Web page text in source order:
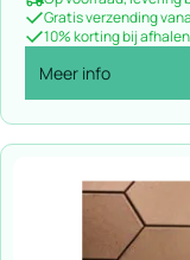
Gratis verzending
10% korting bij afhalen
Meer info